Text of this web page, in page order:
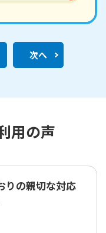
次へ
用の声
りの親切な対応